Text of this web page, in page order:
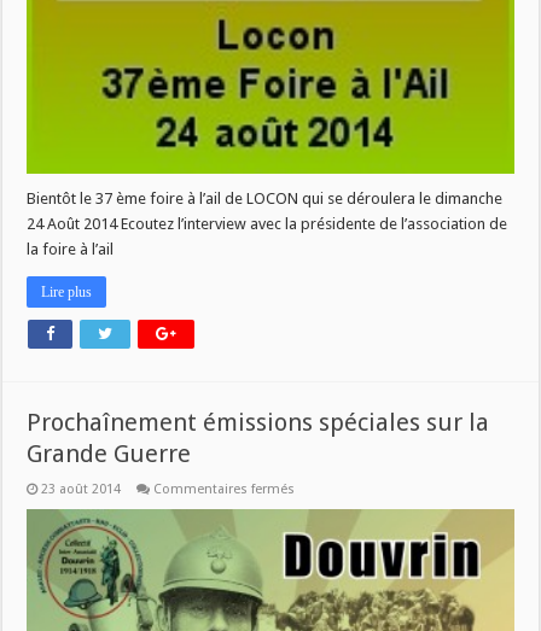
Bientôt le 37 ème foire à l’ail de LOCON qui se déroulera le dimanche
24 Août 2014 Ecoutez l’interview avec la présidente de l’association de
la foire à l’ail
Lire plus
Prochaînement émissions spéciales sur la
Grande Guerre
23 août 2014 Commentaires fermés
émissions
spéciales
la
Grande
Guerre